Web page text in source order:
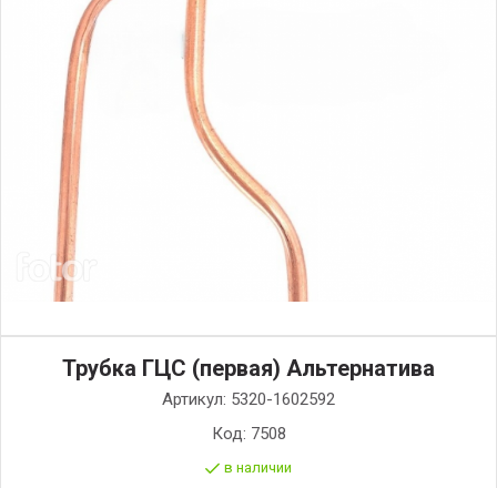
Трубка ГЦС (первая) Альтернатива
Артикул: 5320-1602592
Код: 7508
в наличии